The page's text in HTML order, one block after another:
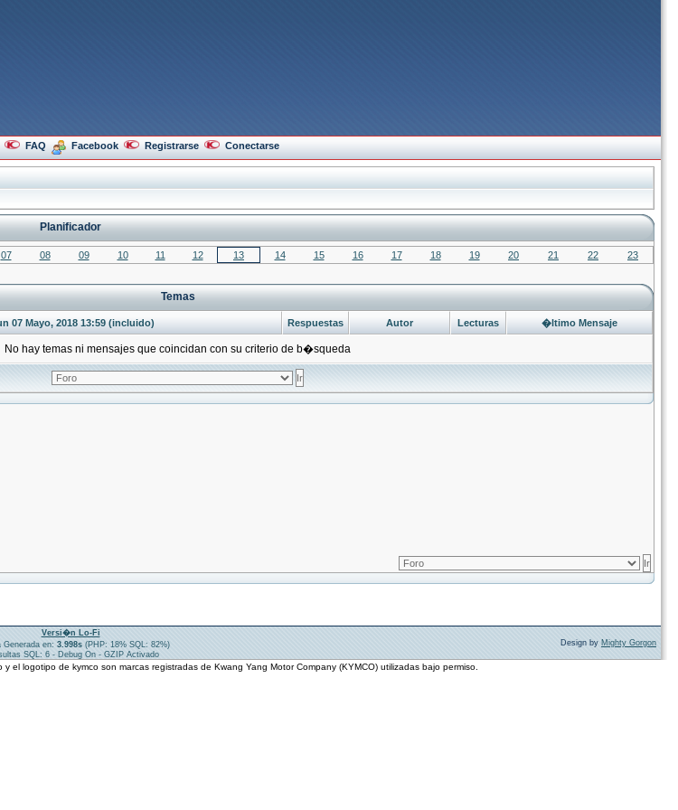
FAQ Facebook Registrarse Conectarse
Planificador
07 08 09 10 11 12 13 14 15 16 17 18 19 20 21 22 23
Temas
07 Mayo, 2018 13:59 (incluido) Respuestas Autor Lecturas �ltimo Mensaje
No hay temas ni mensajes que coincidan con su criterio de b�squeda
Versi�n Lo-Fi
en: 3.998s(PHP: 18% SQL: 82%)
SQL: 6 - Debug On - GZIP Activado
Design by Mighty Gorgon
logotipo de kymco son marcas registradas de Kwang Yang Motor Company (KYMCO) utilizadas bajo permiso.